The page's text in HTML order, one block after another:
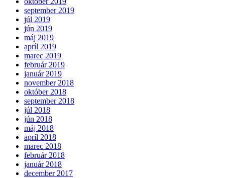
september 2019
júl 2019
jún 2019
máj 2019
apríl 2019
marec 2019
február 2019
január 2019
november 2018
október 2018
september 2018
júl 2018
jún 2018
máj 2018
apríl 2018
marec 2018
február 2018
január 2018
december 2017